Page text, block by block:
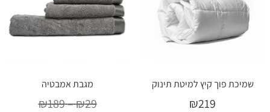
שמיכת פוך קיץ למיטת תינוק
₪219
מגבת אמבטיה
₪29
–
₪189